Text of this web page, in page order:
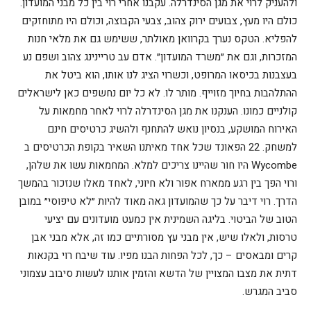
ולהעניק לרוי את מגן הסינדרלה. עקבנו אחרי רוי בין כל מבני המועדון.
כולם היו מעץ, צבועים ירוק צהוב, צבעי הקבוצה, וכולם היו מתוחזקים
להפליא. הטקס נערך בקרוואן מאולתר, ששימש גם את מלאי חנות
המזכרות, וגם את ״משרד המועדון״. אדם עב טריינינג צהוב ושפם נע
בעצבנות בכיסאו המרופט, וכשרוי הציג לנו אותו, הוא ביטל את
ההתלהבות בחיוך מזוייף. מותר לו. לא כל יום נחשפים כאן לישראלים
קולניים כמונו. הענקנו את מגן הסינדרלה לרוי לאחר מחמאות על
האירוח המושקע, בנסיון נואש להתחנף ולהשיג כרטיסים חינם
למשחק. 22 הפאונד שכל אחד מאיתנו השאיר בקופת הכרטיסים ב
Wycombe היו חור שהיינו צריכים למלא. המחמאות עשו את שלהן,
ורוי הפך בין רגע ממארח אפור ולא חיוני, לאחד מאלו שנזכור בהמשך
הדרך. רוי דיבר על כך שהמועדון גאה מאוד להיות ״לא טיפוסי״ במובן
הטוב של הביטוי. בליגה השמינית אין כמעט מועדונים עם יציעי
טרסות, ולאלו שיש, אין מבני עץ מסורתיים כמו זה, אלא מבני אבן
קרים ומבאסים – כך, לכל הפחות הבנו מפיו. עוד שיבח רוי בקנאות
דתית את מצבו המצויין של הדשא והזמין אותנו לעשות סיבוב עצמוני
סביב המגרש.